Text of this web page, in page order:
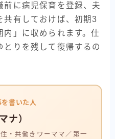
に病児保育を登録、夫
共有しておけば、初期3
」に収められます。仕
りを残して復帰するの
書いた人
ナ）
・共働きワーママ／第一